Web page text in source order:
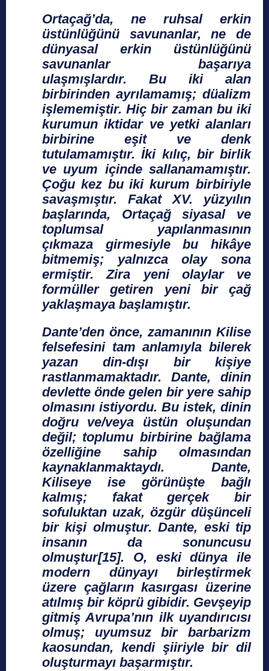
Ortaçağ’da, ne ruhsal erkin
üstünlüğünü savunanlar, ne de
dünyasal erkin üstünlüğünü
savunanlar başarıya
ulaşmışlardır. Bu iki alan
birbirinden ayrılamamış; düalizm
işlememiştir. Hiç bir zaman bu iki
kurumun iktidar ve yetki alanları
birbirine eşit ve denk
tutulamamıştır. İki kılıç, bir birlik
ve uyum içinde sallanamamıştır.
Çoğu kez bu iki kurum birbiriyle
savaşmıştır. Fakat XV. yüzyılın
başlarında, Ortaçağ siyasal ve
toplumsal yapılanmasının
çıkmaza girmesiyle bu hikâye
bitmemiş; yalnızca olay sona
ermiştir. Zira yeni olaylar ve
formüller getiren yeni bir çağ
yaklaşmaya başlamıştır.
Dante’den önce, zamanının Kilise
felsefesini tam anlamıyla bilerek
yazan din-dışı bir kişiye
rastlanmamaktadır. Dante, dinin
devlette önde gelen bir yere sahip
olmasını istiyordu. Bu istek, dinin
doğru ve/veya üstün oluşundan
değil; toplumu birbirine bağlama
özelliğine sahip olmasından
kaynaklanmaktaydı. Dante,
Kiliseye ise görünüşte bağlı
kalmış; fakat gerçek bir
sofuluktan uzak, özgür düşünceli
bir kişi olmuştur. Dante, eski tip
insanın da sonuncusu
olmuştur[15]. O, eski dünya ile
modern dünyayı birleştirmek
üzere çağların kasırgası üzerine
atılmış bir köprü gibidir. Gevşeyip
gitmiş Avrupa’nın ilk uyandırıcısı
olmuş; uyumsuz bir barbarizm
kaosundan, kendi şiiriyle bir dil
oluşturmayı başarmıştır.